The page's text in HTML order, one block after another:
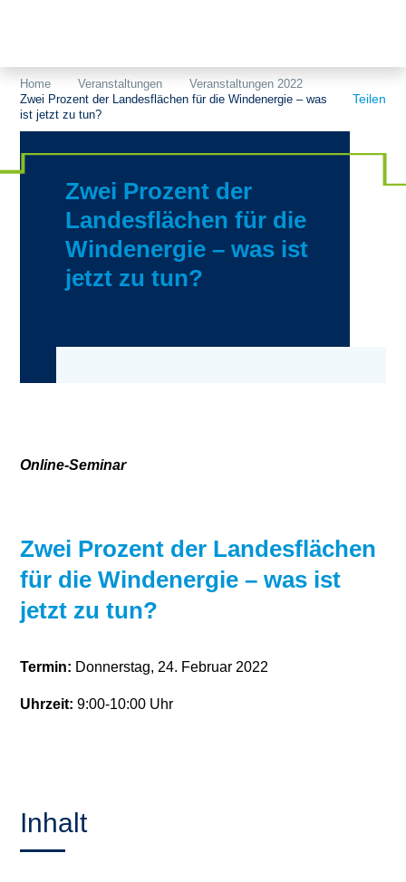
Europa
Genehmigungen
Grundsatzfragen
Publikationen
Blog
Karriere
Schriften zum
Umweltenergierecht
Home Veranstaltungen
Veranstaltungen 2022
Zwei Prozent der Landesflächen für die Windenergie – was
ist jetzt zu tun?
Teilen
Zwei Prozent der
Landesflächen für die
Windenergie – was ist
jetzt zu tun?
Online-Seminar
Zwei Prozent der Landesflächen
für die Windenergie – was ist
jetzt zu tun?
Termin: Donnerstag, 24. Februar 2022
Uhrzeit: 9:00-10:00 Uhr
Inhalt